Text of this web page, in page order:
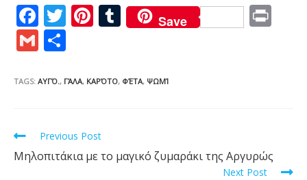
F
ac
e
b
o
k
T
er
Pi
e
T
u
bl
Save
G
ai ar
TAGS: ΑΥΓΌ., ΓΆΛΑ, ΚΑΡΌΤΟ, ΦΈΤΑ, ΨΩΜΊ
Read
more
articles
Previous Post
Μηλοπιτάκια με το μαγικό ζυμαράκι της Αργυρώς
Next Post